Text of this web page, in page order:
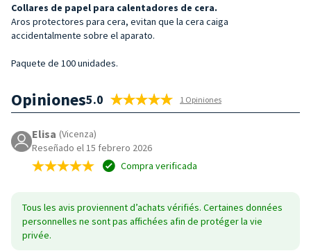
Collares de papel para calentadores de cera.
Aros protectores para cera, evitan que la cera caiga
accidentalmente sobre el aparato.
Paquete de 100 unidades.
Opiniones5.0 1 Opiniones
Elisa (Vicenza)
Reseñado el 15 febrero 2026
Compra verificada
Tous les avis proviennent d’achats vérifiés. Certaines données
personnelles ne sont pas affichées afin de protéger la vie
privée.